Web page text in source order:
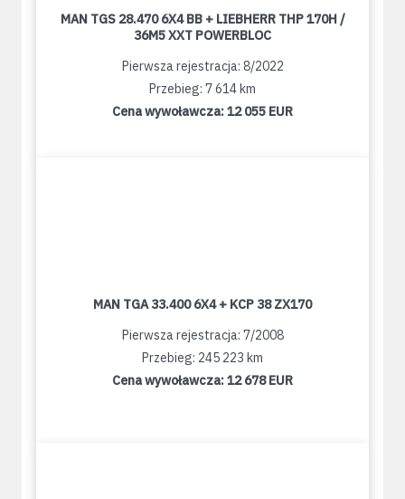
MAN TGS 28.470 6X4 BB + LIEBHERR THP 170H /
36M5 XXT POWERBLOC
Pierwsza rejestracja: 8/2022
Przebieg: 7 614 km
Cena wywoławcza:12 055 EUR
MAN TGA 33.400 6X4 + KCP 38 ZX170
Pierwsza rejestracja: 7/2008
Przebieg: 245 223 km
Cena wywoławcza:12 678 EUR